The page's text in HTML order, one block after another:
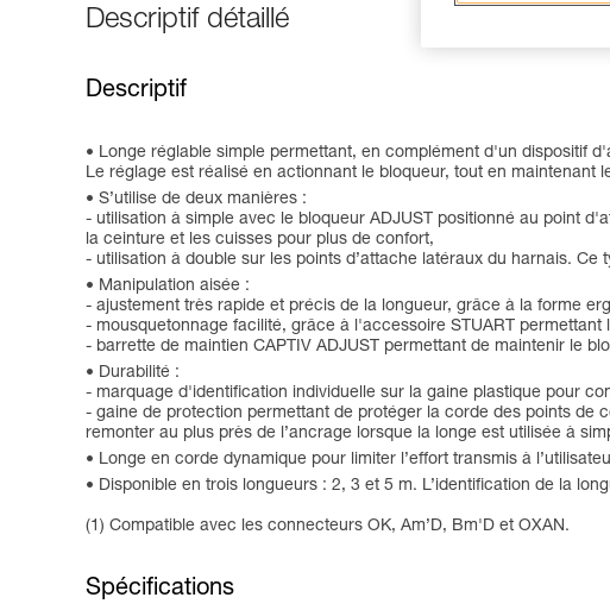
Descriptif détaillé
Descriptif
Longe réglable simple permettant, en complément d'un dispositif
Le réglage est réalisé en actionnant le bloqueur, tout en maintenant
S’utilise de deux manières :
- utilisation à simple avec le bloqueur ADJUST positionné au point
la ceinture et les cuisses pour plus de confort,
- utilisation à double sur les points d’attache latéraux du harnais.
Manipulation aisée :
- ajustement très rapide et précis de la longueur, grâce à la forme
- mousquetonnage facilité, grâce à l'accessoire STUART
- barrette de maintien CAPTIV ADJUST permettant de maintenir le
Durabilité :
- marquage d'identification individuelle sur la gaine plastique pour
- gaine de protection permettant de protéger la corde des points de
remonter au plus près de l’ancrage lorsque la longe est utilisée à
Longe en corde dynamique pour limiter l’effort transmis à
Disponible en trois longueurs : 2, 3 et 5 m. L’identification de la
(1) Compatible avec les connecteurs OK, Am’D, Bm'D et OXAN.
Spécifications